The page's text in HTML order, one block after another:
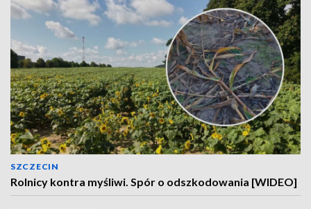
SZCZECIN
Rolnicy kontra myśliwi. Spór o odszkodowania [WIDEO]